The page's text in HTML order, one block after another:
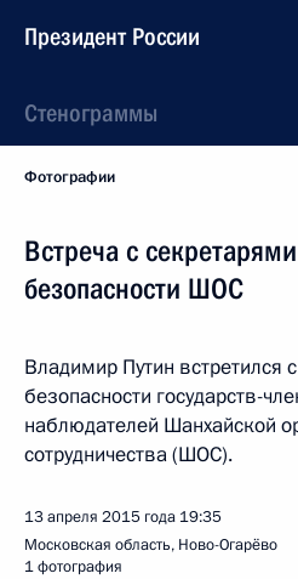
Президент России
Стенограммы
Фотографии
Встреча с
безопасности ШОС
Владимир Путин встретился
безопасности государств-
наблюдателей Шанхайской
сотрудничества (ШОС).
13 апреля 2015 года 19:35
Московская область, Ново-Огарёво
1 фотография